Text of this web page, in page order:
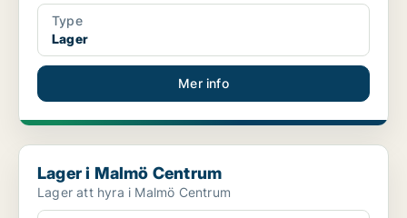
Type
Lager
Mer info
Lager i Malmö Centrum
Lager i Malmö Centrum
Lager att hyra i Malmö Centrum